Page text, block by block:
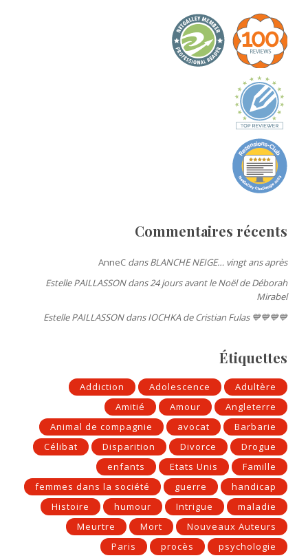
Commentaires récents
AnneC dansBLANCHE NEIGE… vingt ans après
Estelle PAILLASSONdans24 jours avant le Noël de Déborah
Mirabel
Estelle PAILLASSONdansIOCHKA de Cristian Fulas 💙💙💙💙
Étiquettes
Addiction Adolescence
Adultère
Amitié
Amour
Angleterre
Animal de compagnie
avocat
Barbarie
Célibat
Disparition Divorce
Drogue
enfants
Etats Unis
Famille
femmes dans la société
guerre
handicap
Histoire
humour Intrigue
maladie
Meurtre
Mort
Nouveaux Auteurs
Paris
procès psychologie